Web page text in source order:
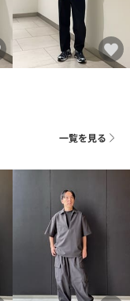
一覧を見る